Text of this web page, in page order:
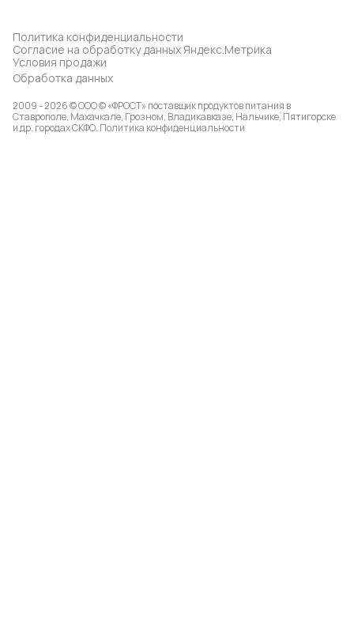
Политика конфиденциальности
Согласие на обработку данных Яндекс.Метрика
Условия продажи
Обработка данных
2009 - 2026 © ООО © «ФРОСТ» поставщик продуктов питания в
Ставрополе, Махачкале, Грозном, Владикавказе, Нальчике, Пятигорске
и др. городах СКФО. Политика конфиденциальности